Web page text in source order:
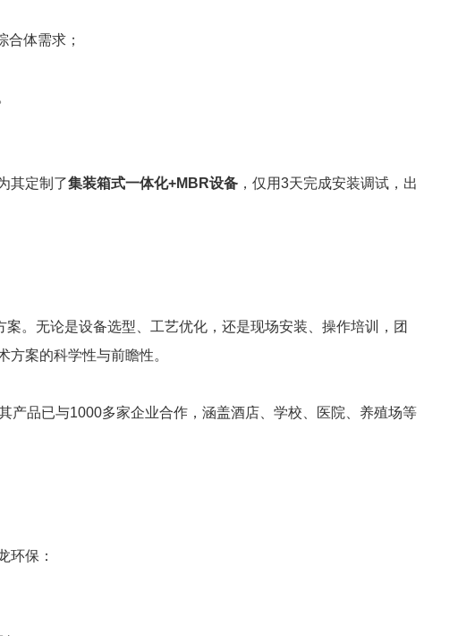
合体需求；
其定制了集装箱式一体化+MBR设备 ，仅用3天完成安装调试，出
。无论是设备选型、工艺优化，还是现场安装、操作培训，团
案的科学性与前瞻性。
产品已与1000多家企业合作，涵盖酒店、学校、医院、养殖场等
环保：